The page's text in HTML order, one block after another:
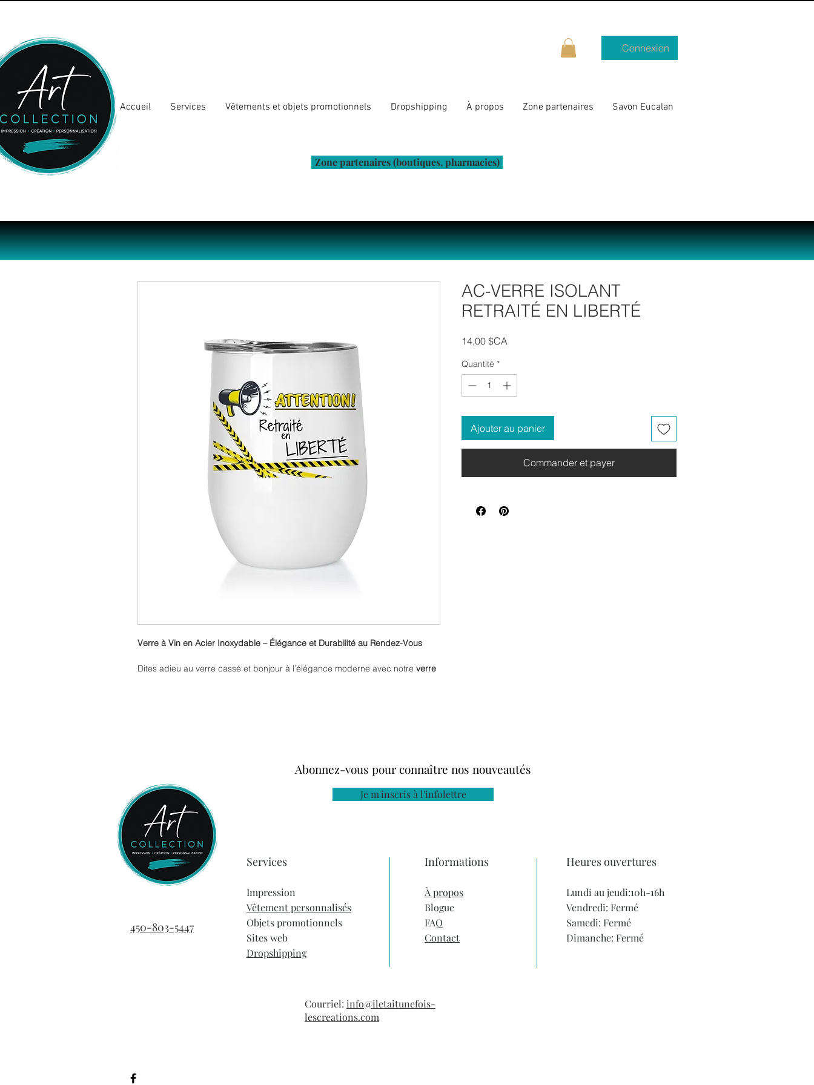
Connexion
Accueil Services Vêtements et objets promotionnels Dropshipping À propos Zone partenaires Savon Eucalan
Zone partenaires (boutiques, pharmacies)
Verre à Vin en Acier Inoxydable – Élégance et Durabilité au Rendez-Vous
Dites adieu au verre cassé et bonjour à l’élégance moderne avec notre verre
Solide, réutilisable, il est parfait pour toutes les occasions, que ce soit dans le
confort de votre maison ou en escapade plein air.
Caractéristiques :
Capacité : 350 ml (environ)
Matériau : acier inoxydable de qualité alimentaire
Garde les boissons fraîches plus longtemps grâce à son isolation
Lavable à la main
Tous les visuels, designs, textes et créations présentés sont la propriété
exclusive de Imprimerie ArtCollection. © 2025 Imprimerie ArtCollection – Tous
AC-VERRE ISOLANT
RETRAITÉ EN LIBERTÉ
14,00 $CA
Quantité *
Ajouter au panier
Commander et payer
450-803-5447
Abonnez-vous pour connaître nos nouveautés
Je m'inscris à l'infolettre
Services
Impression
Vêtement personnalisés
Objets promotionnels
Sites web
Dropshipping
Informations
À propos
Blogue
FAQ
Contact
Heures ouvertures
Lundi au jeudi:10h-16h
Vendredi: Fermé
Samedi: Fermé
Dimanche: Fermé
Courriel: info@iletaitunefois-
lescreations.com